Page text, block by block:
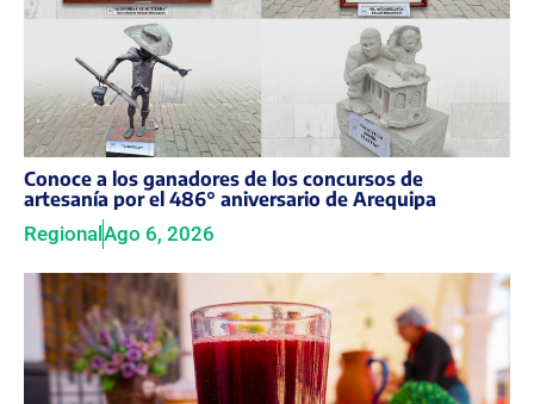
Conoce a los ganadores de los concursos de
artesanía por el 486° aniversario de Arequipa
RegionalAgo 6, 2026